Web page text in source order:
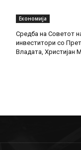
Економија
Средба на Советот
инвеститори со
Владата, Христијан